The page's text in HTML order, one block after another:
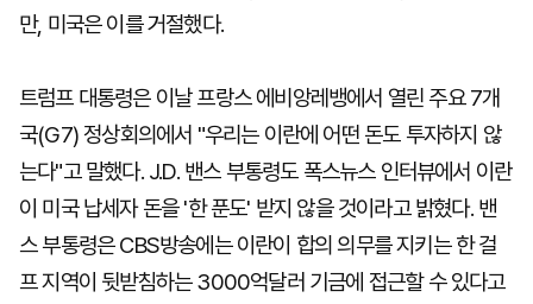
만, 미국은 이를 거절했다.
트럼프 대통령은 이날 프랑스 에비앙레뱅에서 열린 주요 7개
국(G7) 정상회의에서 "우리는 이란에 어떤 돈도 투자하지 않
는다"고 말했다. J.D. 밴스 부통령도 폭스뉴스 인터뷰에서 이란
이 미국 납세자 돈을 '한 푼도' 받지 않을 것이라고 밝혔다. 밴
스 부통령은 CBS방송에는 이란이 합의 의무를 지키는 한 걸
프 지역이 뒷받침하는 3000억달러 기금에 접근할 수 있다고